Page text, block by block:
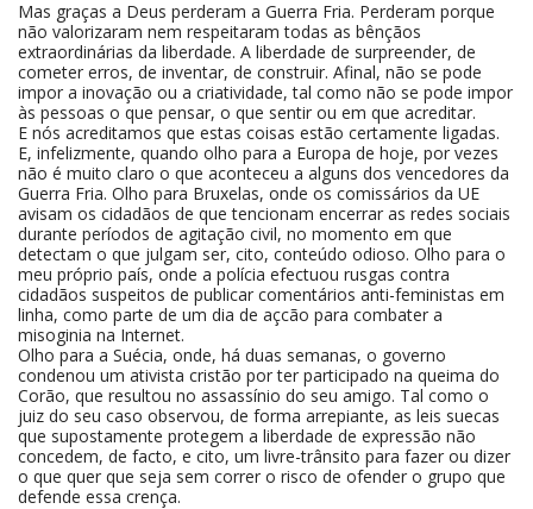
Mas graças a Deus perderam a Guerra Fria. Perderam porque
não valorizaram nem respeitaram todas as bênçãos
extraordinárias da liberdade. A liberdade de surpreender, de
cometer erros, de inventar, de construir. Afinal, não se pode
impor a inovação ou a criatividade, tal como não se pode impor
às pessoas o que pensar, o que sentir ou em que acreditar.
E nós acreditamos que estas coisas estão certamente ligadas.
E, infelizmente, quando olho para a Europa de hoje, por vezes
não é muito claro o que aconteceu a alguns dos vencedores da
Guerra Fria. Olho para Bruxelas, onde os comissários da UE
avisam os cidadãos de que tencionam encerrar as redes sociais
durante períodos de agitação civil, no momento em que
detectam o que julgam ser, cito, conteúdo odioso. Olho para o
meu próprio país, onde a polícia efectuou rusgas contra
cidadãos suspeitos de publicar comentários anti-feministas em
linha, como parte de um dia de açcão para combater a
misoginia na Internet.
Olho para a Suécia, onde, há duas semanas, o governo
condenou um ativista cristão por ter participado na queima do
Corão, que resultou no assassínio do seu amigo. Tal como o
juiz do seu caso observou, de forma arrepiante, as leis suecas
que supostamente protegem a liberdade de expressão não
concedem, de facto, e cito, um livre-trânsito para fazer ou dizer
o que quer que seja sem correr o risco de ofender o grupo que
defende essa crença.